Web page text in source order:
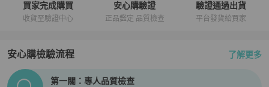
買家完成購買
收貨至驗證中心
安心購驗證
正品鑑定 品質檢查
驗證通過出貨
平台發貨給買家
安心購檢驗流程 了解更多
PopChill拍拍圈正品驗證、安心購檢驗流程介紹
第一關：專人品質檢查